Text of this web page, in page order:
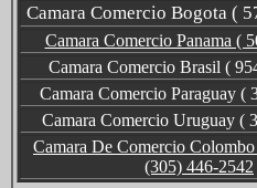
Camara Comercio Bogota (
Camara Comercio Panama (
Camara Comercio Brasil (
Camara Comercio Paraguay (
Camara Comercio Uruguay (
Camara De Comercio
(305) 446-2542